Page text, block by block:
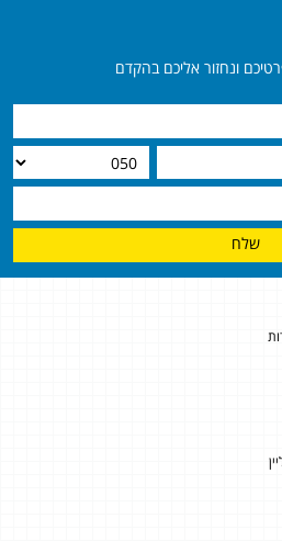
ונחזור אליכם בהקדם
שלח